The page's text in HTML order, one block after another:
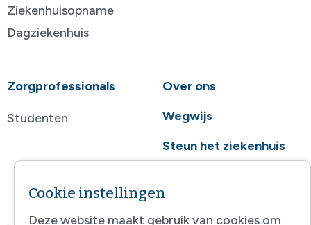
Ziekenhuisopname
Dagziekenhuis
Zorgprofessionals
Studenten
Over ons
Wegwijs
Steun het ziekenhuis
Cookie instellingen
Deze website maakt gebruik van cookies om